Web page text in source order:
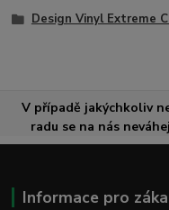
Design Vinyl Extreme
V případě jakýchkoliv
radu se na nás
Informace pro